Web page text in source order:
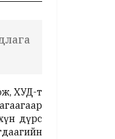
ХУД-т
дүрс